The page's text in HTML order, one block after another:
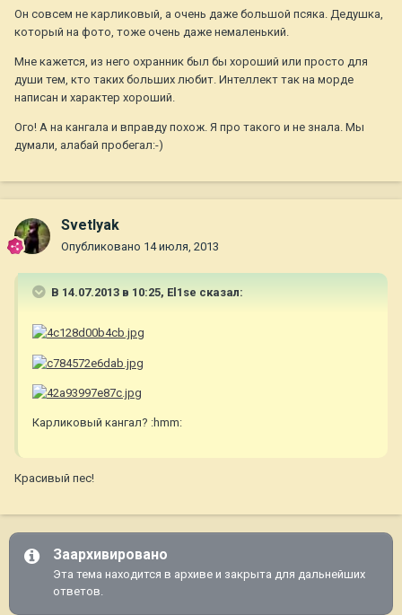
Он совсем не карликовый, а очень даже большой псяка. Дедушка,
который на фото, тоже очень даже немаленький.
Мне кажется, из него охранник был бы хороший или просто для
души тем, кто таких больших любит. Интеллект так на морде
написан и характер хороший.
Ого! А на кангала и вправду похож. Я про такого и не знала. Мы
думали, алабай пробегал:-)
Svetlyak
Опубликовано 14 июля, 2013
В 14.07.2013 в 10:25, El1se сказал:
Карликовый кангал? :hmm:
Красивый пес!
Заархивировано
Эта тема находится в архиве и закрыта для дальнейших
ответов.